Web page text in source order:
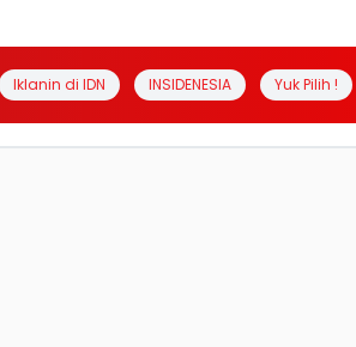
Iklanin di IDN INSIDENESIA Yuk Pilih !